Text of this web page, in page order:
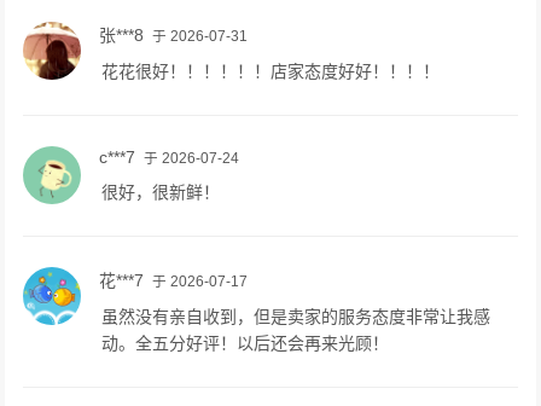
张***8 于 2026-07-31
花花很好！！！！！！店家态度好好！！！！
c***7 于 2026-07-24
很好，很新鲜！
花***7 于 2026-07-17
虽然没有亲自收到，但是卖家的服务态度非常让我感
动。全五分好评！以后还会再来光顾！